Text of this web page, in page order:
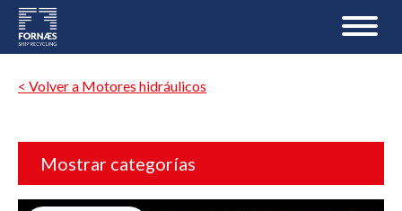
< Volver a Motores hidráulicos
Mostrar categorías